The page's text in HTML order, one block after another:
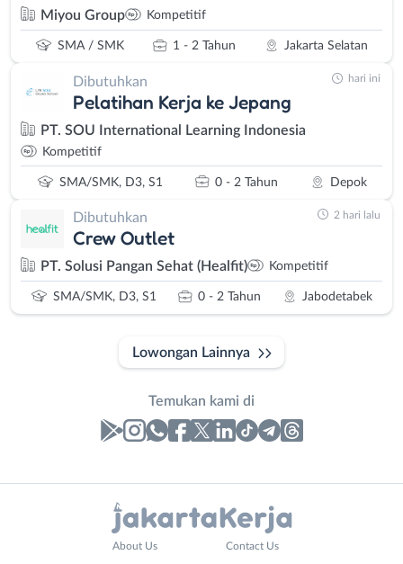
Miyou Group Kompetitif
SMA / SMK 1 - 2 Tahun Jakarta Selatan
Dibutuhkan
Pelatihan Kerja ke Jepang
PT. SOU International Learning Indonesia
Kompetitif
SMA/SMK, D3, S1 0 - 2 Tahun Depok
hari ini
Dibutuhkan
Crew Outlet
PT. Solusi Pangan Sehat (Healfit) Kompetitif
SMA/SMK, D3, S1 0 - 2 Tahun Jabodetabek
2 hari lalu
Lowongan Lainnya
Temukan kami di
About Us Contact Us